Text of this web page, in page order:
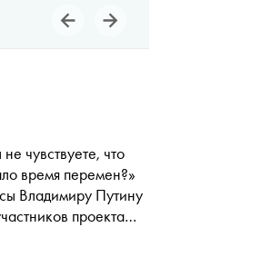
чувствуете, что
время перемен?»
Владимиру Путину
проекта